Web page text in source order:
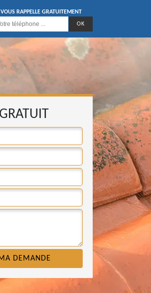
RAPPELLE GRATUITEMENT